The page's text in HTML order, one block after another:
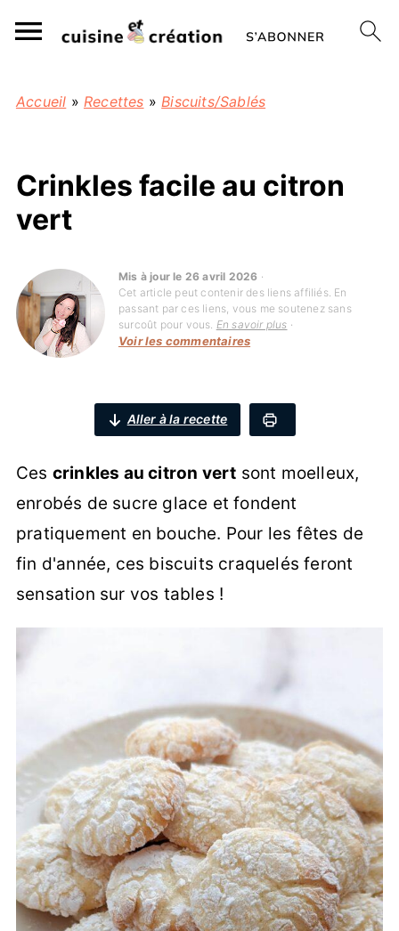
Accueil » Recettes »Biscuits/Sablés
Crinkles facile au citron
vert
Mis à jour le 26 avril 2026 ·
Cet article peut contenir des liens affiliés. En
passant par ces liens, vous me soutenez sans
surcoût pour vous. En savoir plus ·
Voir les commentaires
Aller à la recette
Ces crinkles au citron vert sont moelleux,
enrobés de sucre glace et fondent
pratiquement en bouche. Pour les fêtes de
fin d'année, ces biscuits craquelés feront
sensation sur vos tables !